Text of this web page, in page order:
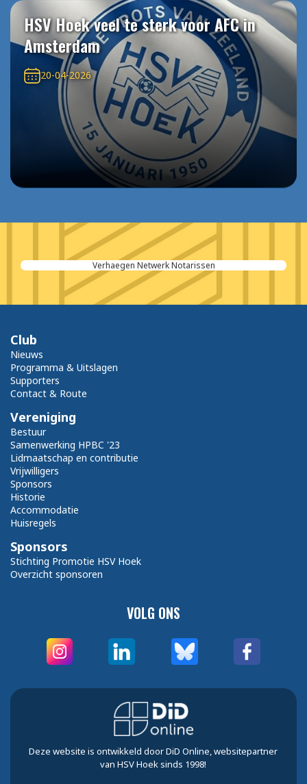
HSV Hoek veel te sterk voor AFC in
Amsterdam
20-04-2026
Verhaegen Netwerk Notarissen
VOLG ONS
Club
Nieuws
Programma & Uitslagen
Supporters
Contact & Route
Vereniging
Bestuur
Samenwerking HPBC '23
Lidmaatschap en contributie
Vrijwilligers
Sponsors
Historie
Accommodatie
Huisregels
Sponsors
Stichting Promotie HSV Hoek
Overzicht sponsoren
Deze website is ontwikkeld door DiD Online, websitepartner
van HSV Hoek sinds 1998!